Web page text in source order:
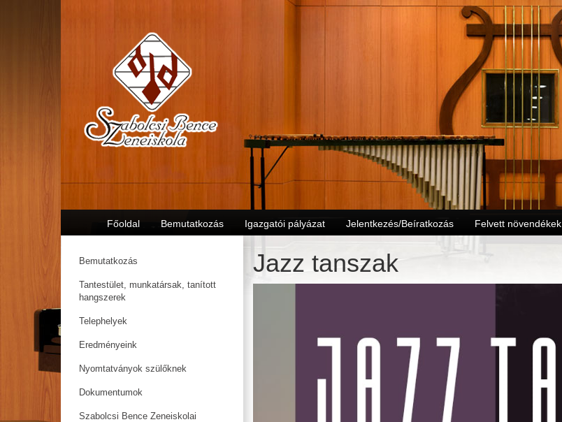
Bemutatkozás
Tantestület, munkatársak, tanított
hangszerek
Telephelyek
Eredményeink
Nyomtatványok szülőknek
Dokumentumok
Szabolcsi Bence Zeneiskolai
Főoldal Bemutatkozás Igazgatói pályázat Jelentkezés/Beíratkozás Felvett növendékek
Jazz tanszak